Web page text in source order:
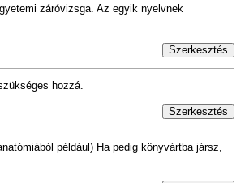
záróvizsga. Az egyik nyelvnek
Szerkesztés
hozzá.
Szerkesztés
például) Ha pedig könyvártba jársz,